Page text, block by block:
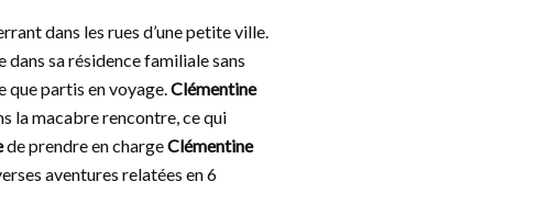
dans les rues d’une petite ville.
dans sa résidence familiale sans
que partis en voyage.Clémentine
la macabre rencontre, ce qui
de prendre en chargeClémentine
aventures relatées en 6